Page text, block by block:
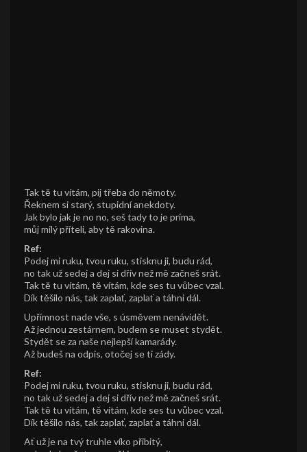
Tak tě tu vítám, pij třeba do němoty.
Řeknem si starý, stupidní anekdoty.
Jak bylo jak je no no, seš tady to je príma,
můj milý příteli, aby tě rakovina.
Ref:
Podej mi ruku, tvou ruku, stisknu ji, budu rád,
no tak už sedej a dej si dřív než mě začneš srát.
Tak tě tu vítám, tě vítám, kde ses tu vůbec vzal.
Dík těšilo nás, tak zaplať, zaplať a táhni dál.
Upřímnost nade vše, s úsměvem nenávidět.
Až jednou zestárnem, budem se muset stydět.
Stydět se za naše nejlepší kamarády.
Až budeš na odpis, otočej se ti zády.
Ref:
Podej mi ruku, tvou ruku, stisknu ji, budu rád,
no tak už sedej a dej si dřív než mě začneš srát.
Tak tě tu vítám, tě vítám, kde ses tu vůbec vzal.
Dík těšilo nás, tak zaplať, zaplať a táhni dál.
Ať už je na tvý truhle víko přibitý,